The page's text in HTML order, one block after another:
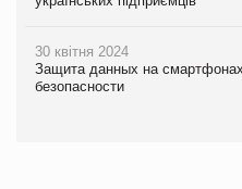
30 квітня 2024
Защита данных на
безопасности